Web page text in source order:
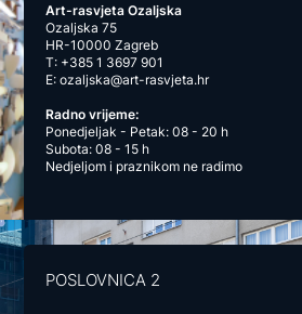
Art-rasvjeta Ozaljska
Ozaljska 75
HR-10000 Zagreb
T: +385 1 3697 901
E:ozaljska@art-rasvjeta.hr
Radno vrijeme:
Ponedjeljak - Petak: 08 - 20 h
Subota: 08 - 15 h
Nedjeljom i praznikom ne radimo
POSLOVNICA 2